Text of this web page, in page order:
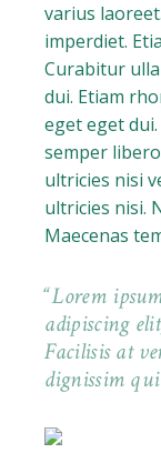
varius
imperdiet.
Curabitur
dui. Etiam
eget eget
semper
ultricies nisi
ultricies nisi.
Maecenas
Lorem
adipiscing
Facilisis at
dignissim